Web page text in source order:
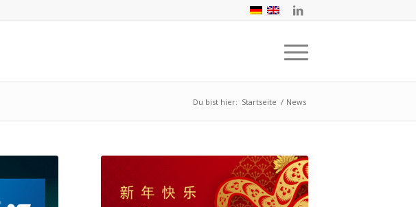
Du bist hier: Startseite / News